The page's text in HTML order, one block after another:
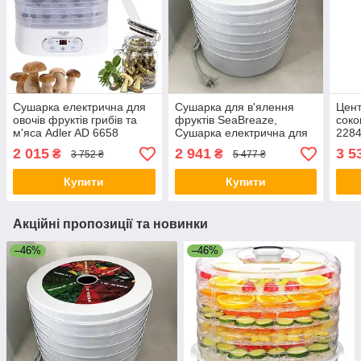
Сушарка електрична для
овочів фруктів грибів та
м'яса Adler AD 6658
2 015 ₴ 3 752 ₴
Купити
Сушарка для в'ялення
фруктів SeaBreaze,
Сушарка електрична для
фруктів Електронна грибів
OX-84
2 941₴ 5 477 ₴
Купити
3
Акційні пропозиції та новинки
–46% –46%